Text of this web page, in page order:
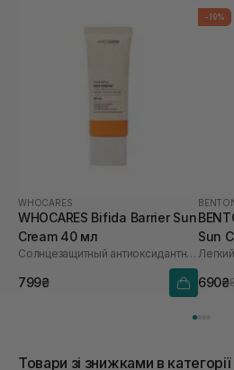
WHOCARES
WHOCARES Bifida Barrier Sun
Cream 40 мл
Солнцезащитный антиоксидантный крем
799₴
-19%
Sun
50 мл
690₴
Товари зі знижками в